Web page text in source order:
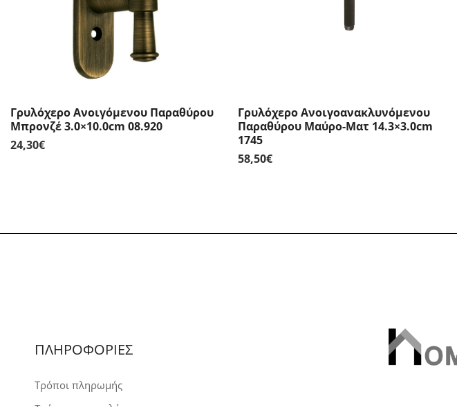
Γρυλόχερο Ανοιγόμενου Παραθύρου
Μπρονζέ 3.0×10.0cm 08.920
24,30€
Γρυλόχερο Ανοιγοανακλυνόμενου
Παραθύρου Μαύρο-Ματ 14.3×3.0cm
1745
58,50€
ΠΛΗΡΟΦΟΡΙΕΣ
Τρόποι πληρωμής